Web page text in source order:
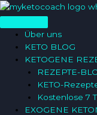
Zum
Inhalt
springenÜber uns
KETO BLOG
KETOGENE
REZEPTE-
KETO-
Kostenlose 7
EXOGENE